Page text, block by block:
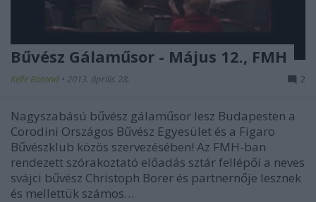
Bűvész Gálaműsor - Május 12., FMH
Kelle Botond • 2013. április 28. 2
Nagyszabású bűvész gálaműsor lesz Budapesten a
Corodini Országos Bűvész Egyesület és a Figaro
Bűvészklub közös szervezésében! Az FMH-ban
rendezett szórakoztató előadás sztár fellépői a neves
svájci bűvész Christoph Borer és partnernője lesznek
és mellettük számos…